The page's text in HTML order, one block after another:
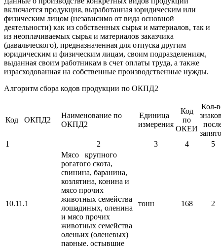
включается продукция, выработанная юридическим или
физическим лицом (независимо от вида основной
деятельности) как из собственных сырья и материалов, так и
из неоплачиваемых сырья и материалов заказчика
(давальческого), предназначенная для отпуска другим
юридическим и физическим лицам, своим подразделениям,
выданная своим работникам в счет оплаты труда, а также
израсходованная на собственные производственные нужды.
Алгоритм сбора кодов продукции по ОКПД2
Код ОКПД2
Наименование по
ОКПД2
Единица
измерения
Код
по
ОКЕИ
Кол-
1
2 3 4 5
10.11.1
Мясо крупного
рогатого скота,
свинина, баранина,
козлятина, конина и
мясо прочих
животных семейства
лошадиных, оленина
и мясо прочих
животных семейства
оленьих (оленевых)
парные, остывшие
тонн 168 2